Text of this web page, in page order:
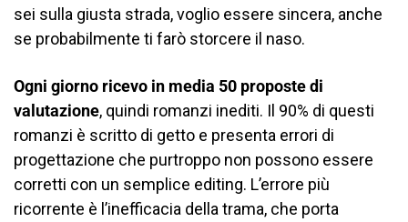
sei sulla giusta strada, voglio essere sincera, anche
se probabilmente ti farò storcere il naso.
Ogni giorno ricevo in media 50 proposte di
valutazione, quindi romanzi inediti. Il 90% di questi
romanzi è scritto di getto e presenta errori di
progettazione che purtroppo non possono essere
corretti con un semplice editing. L’errore più
ricorrente è l’inefficacia della trama, che porta